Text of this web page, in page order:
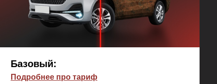
Подробнее про тариф
Базовый: